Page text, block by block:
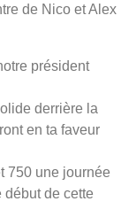
de Nico et Alex
président
derrière la
en ta faveur
750 une journée
de cette